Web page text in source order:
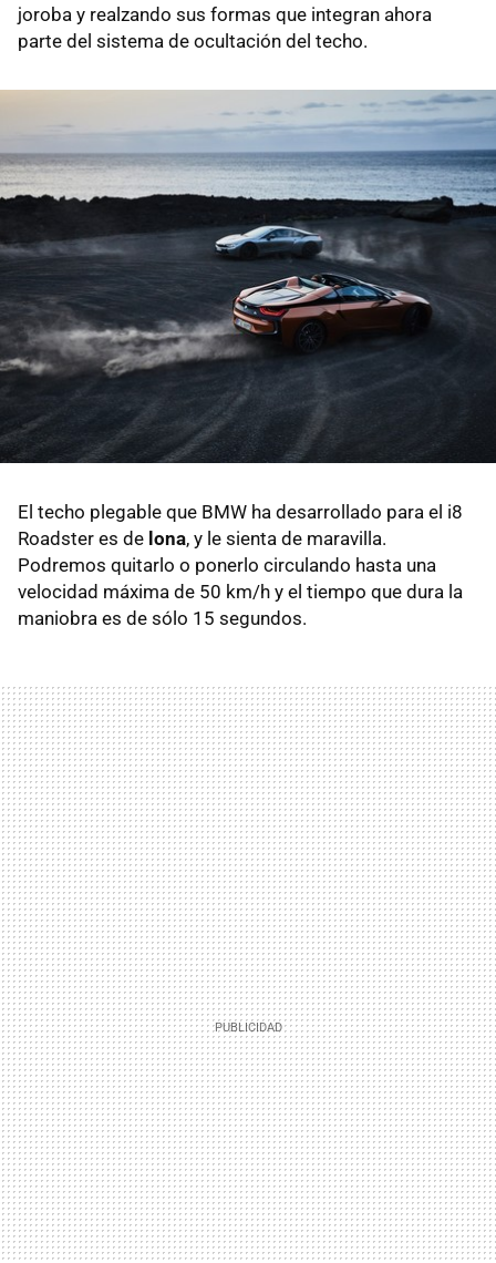
joroba y realzando sus formas que integran ahora
parte del sistema de ocultación del techo.
El techo plegable que BMW ha desarrollado para el i8
Roadster es de lona, y le sienta de maravilla.
Podremos quitarlo o ponerlo circulando hasta una
velocidad máxima de 50 km/h y el tiempo que dura la
maniobra es de sólo 15 segundos.